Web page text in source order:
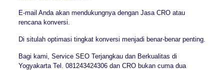
E-mail Anda akan mendukungnya dengan Jasa CRO atau
rencana konversi.
Di situlah optimasi tingkat konversi menjadi benar-benar penting.
Bagi kami, Service SEO Terjangkau dan Berkualitas di
Yogyakarta Tel. 081243424306 dan CRO bukan cuma dua